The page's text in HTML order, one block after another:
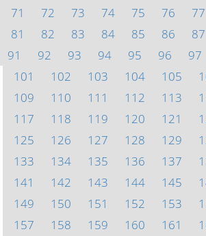
71
72 73 74 75 76 77
81
82 83 84 85 86 87
91
92 93 94 95 96 97
101
102 103 104 105
109
110 111 112 113
117
118 119 120 121
125
126 127 128 129
133
134 135 136 137
141
142 143 144 145
149
150 151 152 153
157
158 159 160 161